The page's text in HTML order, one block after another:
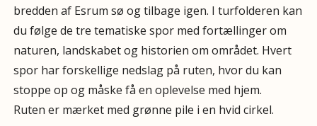
bredden af Esrum sø og tilbage igen. I turfolderen kan
du følge de tre tematiske spor med fortællinger om
naturen, landskabet og historien om området. Hvert
spor har forskellige nedslag på ruten, hvor du kan
stoppe op og måske få en oplevelse med hjem.
Ruten er mærket med grønne pile i en hvid cirkel.